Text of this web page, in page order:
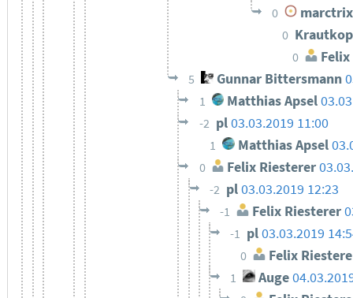
0 marctrix
0
0
5 Gunnar Bittersmann
1 Matthias Apsel
-2 pl03.03.2019 11:00
1 Matthias Apsel
0 Felix Riesterer
-2 pl03.03.2019 12:23
-1 Felix Riesterer
-1 pl03.03.2019
0 Felix
1 Auge